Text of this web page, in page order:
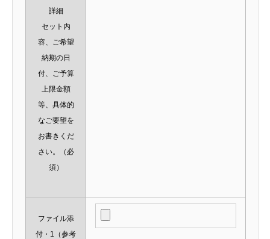
詳細
セット内
容、ご希望
納期の日
付、ご予算
上限金額
等、具体的
なご要望を
お書きくだ
さい。
（必
須）
ファイル添
付・1（参考